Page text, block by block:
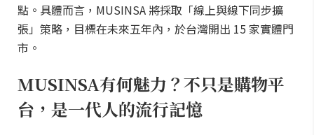
點。具體而言，MUSINSA 將採取「線上與線下同步擴
張」策略，目標在未來五年內，於台灣開出 15 家實體門
市。
MUSINSA有何魅力？不只是購物平
台，是一代人的流行記憶